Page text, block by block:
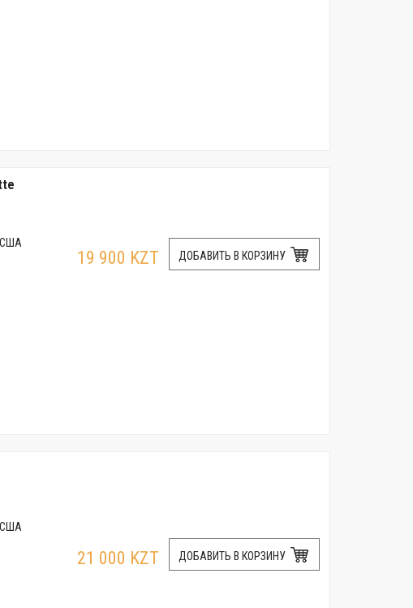
США
19 900 KZT ДОБАВИТЬ В КОРЗИНУ
США
21 000 KZT ДОБАВИТЬ В КОРЗИНУ